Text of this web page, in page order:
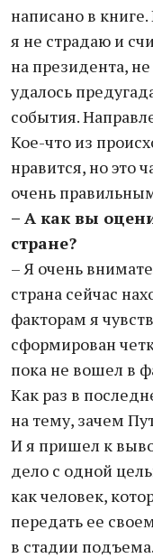
написано в
я не страдаю и
на президента,
удалось
события.
Кое-что из
нравится, но это
очень
– А как вы
стране?
– Я очень
страна сейчас
факторам я
сформирован
пока не вошел в
Как раз в
на тему, зачем
И я пришел к
дело с одной
как человек,
передать ее
в стадии